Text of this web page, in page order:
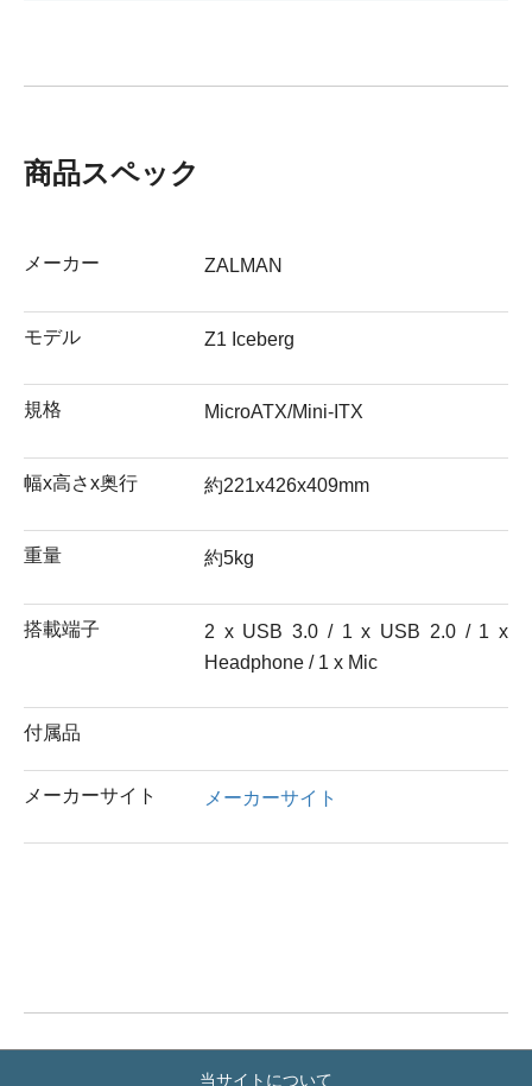
商品スペック
メーカー ZALMAN
モデル Z1 Iceberg
規格 MicroATX/Mini-ITX
幅x高さx奥行 約221x426x409mm
重量 約5kg
搭載端子
2 x USB 3.0 / 1 x USB 2.0 / 1 x
Headphone / 1 x Mic
付属品
メーカーサイト メーカーサイト
当サイトについて